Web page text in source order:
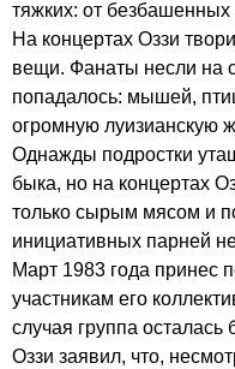
тяжких: от безбашенных
На концертах Оззи
вещи. Фанаты несли на
попадалось: мышей,
огромную луизианскую
Однажды подростки
быка, но на концертах
только сырым мясом и
инициативных парней
Март 1983 года принес
участникам его
случая группа осталась
Оззи заявил, что,